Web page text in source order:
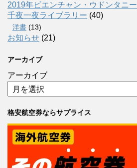
2019年ビエンチャン・ウドンタニー
千夜一夜ライブラリー (40)
洋書 (13)
お知らせ (21)
アーカイブ
アーカイブ
格安航空券ならサプライス